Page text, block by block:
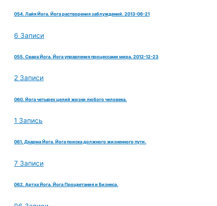
054. Лайя Йога. Йога растворения заблуждений. 2013-06-21
6 Записи
055. Свара Йога. Йога управления процессами мира. 2012-12-23
2 Записи
060. Йога четырех целий жизни любого человека.
1 Запись
061. Дхарма Йога. Йога поиска должного жизненного пути.
7 Записи
062. Артха Йога. Йога Процветания и Бизнеса.